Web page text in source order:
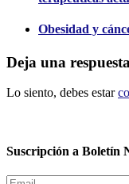
Obesidad y
Deja una respuesta
Lo siento, debes estar
Suscripción a Boletín